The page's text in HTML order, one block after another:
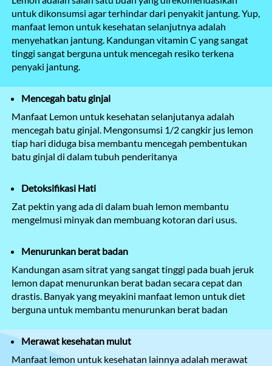
untuk dikonsumsi agar terhindar dari penyakit jantung. Yup,
manfaat lemon untuk kesehatan selanjutnya adalah
menyehatkan jantung. Kandungan vitamin C yang sangat
tinggi sangat berguna untuk mencegah resiko terkena
penyaki jantung.
Mencegah batu ginjal
Manfaat Lemon untuk kesehatan selanjutanya adalah
mencegah batu ginjal. Mengonsumsi 1/2 cangkir jus lemon
tiap hari diduga bisa membantu mencegah pembentukan
batu ginjal di dalam tubuh penderitanya
Detoksifikasi Hati
Zat pektin yang ada di dalam buah lemon membantu
mengelmusi minyak dan membuang kotoran dari usus.
Menurunkan berat badan
Kandungan asam sitrat yang sangat tinggi pada buah jeruk
lemon dapat menurunkan berat badan secara cepat dan
drastis. Banyak yang meyakini manfaat lemon untuk diet
berguna untuk membantu menurunkan berat badan
Merawat kesehatan mulut
Manfaat lemon untuk kesehatan lainnya adalah merawat